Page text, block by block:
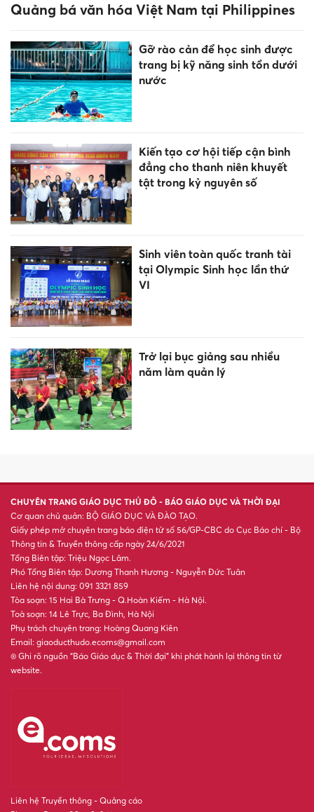
Quảng bá văn hóa Việt Nam tại Philippines
Gỡ rào cản để học sinh được
trang bị kỹ năng sinh tồn dưới
nước
Kiến tạo cơ hội tiếp cận bình
đẳng cho thanh niên khuyết
tật trong kỷ nguyên số
Sinh viên toàn quốc tranh tài
tại Olympic Sinh học lần thứ
VI
Trở lại bục giảng sau nhiều
năm làm quản lý
CHUYÊN TRANG GIÁO DỤC THỦ ĐÔ - BÁO GIÁO DỤC VÀ THỜI ĐẠI
Cơ quan chủ quản: BỘ GIÁO DỤC VÀ ĐÀO TẠO.
Giấy phép mở chuyên trang báo điện tử số 56/GP-CBC do Cục Báo chí - Bộ
Thông tin & Truyền thông cấp ngày 24/6/2021
Tổng Biên tập: Triệu Ngọc Lâm.
Phó Tổng Biên tập: Dương Thanh Hương - Nguyễn Đức Tuân
Liên hệ nội dung: 091 3321 859
Tòa soạn: 15 Hai Bà Trưng - Q.Hoàn Kiếm - Hà Nội.
Toà soạn: 14 Lê Trực, Ba Đình, Hà Nội
Phụ trách chuyên trang: Hoàng Quang Kiên
Email: giaoducthudo.ecoms@gmail.com
® Ghi rõ nguồn “Báo Giáo dục & Thời đại” khi phát hành lại thông tin từ
website.
Liên hệ Truyền thông - Quảng cáo